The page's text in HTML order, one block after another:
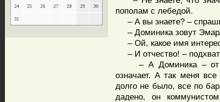
24 25 26 27 28 29 30
31
пополам с лебедой.
– А вы знаете? –
– Доминика зовут
– Ой, какое имя
– И отчество! –
– А Доминика – от
означает. А так меня
долго не было, все по
дадено, он